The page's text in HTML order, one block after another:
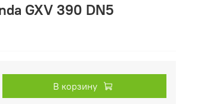
GXV 390 DN5
В корзину